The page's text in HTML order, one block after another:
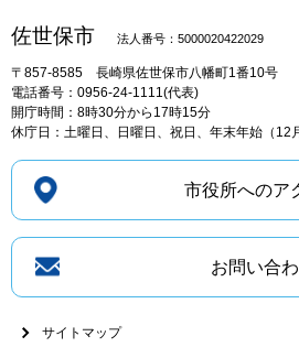
佐世保市 法人番号：5000020422029
〒857-8585 長崎県佐世保市八幡町1番10号
電話番号：0956-24-1111(代表)
開庁時間：8時30分から17時15分
休庁日：土曜日、日曜日、祝日、年末年始（12
市役所へのア
お問い合
サイトマップ